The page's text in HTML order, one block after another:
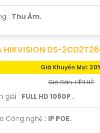
: Thu Âm.
HIKVISION DS-
Giá Khuyến Mại:
Giá Bán: LIÊN HỆ
giải : FULL HD 1080P .
Công nghệ : IP POE.